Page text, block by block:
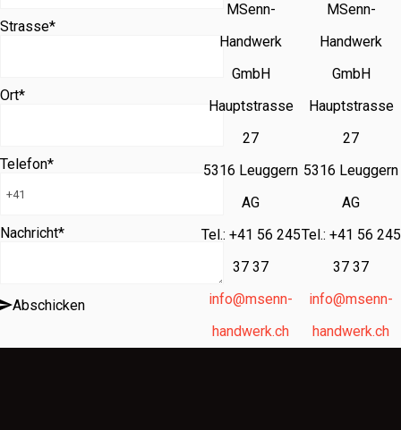
Strasse*
Ort*
Telefon*
Nachricht*
Abschicken
MSenn-
Handwerk
GmbH
Hauptstrasse
27
5316 Leuggern
AG
Tel.: +41 56 245
37 37
info@msenn-
handwerk.ch
MSenn-
Handwerk
GmbH
Hauptstrasse
27
5316 Leuggern
AG
Tel.: +41 56 245
37 37
info@msenn-
handwerk.ch